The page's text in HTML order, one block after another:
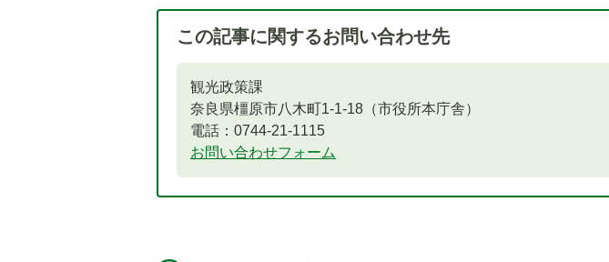
この記事に関するお問い合わせ先
観光政策課
奈良県橿原市八木町1-1-18（市役所本庁舎）
電話：0744-21-1115
お問い合わせフォーム